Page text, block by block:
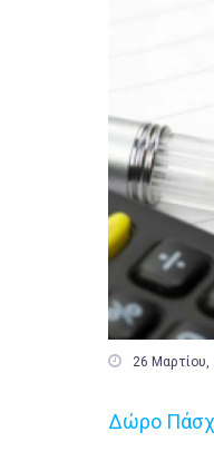
 26 Μαρτίου,
Δώρο